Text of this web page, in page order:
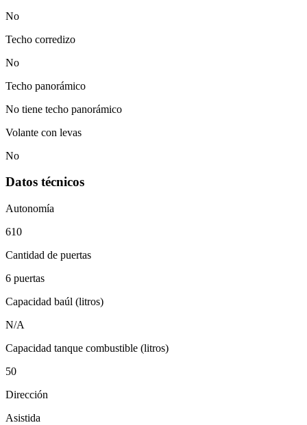
No
Techo corredizo
No
Techo panorámico
No tiene techo panorámico
Volante con levas
No
Datos técnicos
Autonomía
610
Cantidad de puertas
6 puertas
Capacidad baúl (litros)
N/A
Capacidad tanque combustible (litros)
50
Dirección
Asistida